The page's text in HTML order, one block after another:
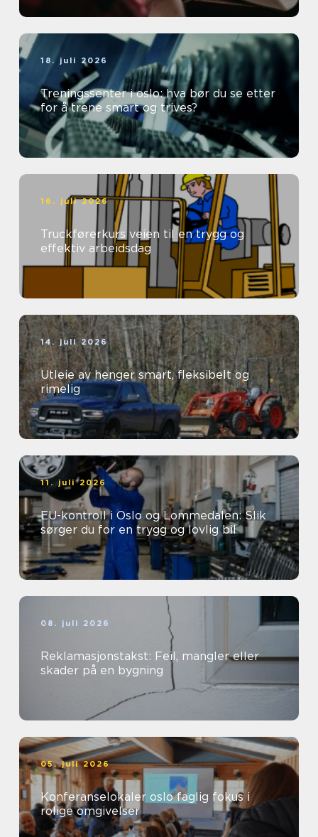
18. juli 2026
Treningssenter i oslo: hva bør du se etter
for å trene smart og trives?
16. juli 2026
Truckførerkurs veien til en trygg og
effektiv arbeidsdag
14. juli 2026
Utleie av henger smart, fleksibelt og
rimelig
11. juli 2026
EU-kontroll i Oslo og Lommedalen: Slik
sørger du for en trygg og lovlig bil
08. juli 2026
Reklamasjonstakst: Feil, mangler eller
skader på en bygning
05. juli 2026
Konferanselokaler oslo faglig fokus i
rolige omgivelser